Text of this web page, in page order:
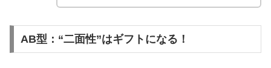
AB型：“二面性”はギフトになる！